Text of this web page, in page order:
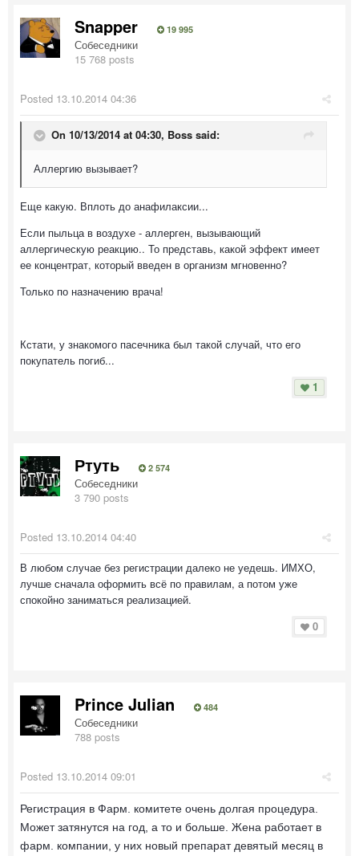
Snapper 19 995
Собеседники
15 768 posts
Posted 13.10.2014 04:36
On 10/13/2014 at 04:30, Boss said:
Аллергию вызывает?
Еще какую. Вплоть до анафилаксии...
Если пыльца в воздухе - аллерген, вызывающий
аллергическую реакцию.. То представь, какой эффект имеет
ее концентрат, который введен в организм мгновенно?
Только по назначению врача!
Кстати, у знакомого пасечника был такой случай, что его
покупатель погиб...
1
Ртуть 2 574
Собеседники
3 790 posts
Posted 13.10.2014 04:40
В любом случае без регистрации далеко не уедешь. ИМХО,
лучше сначала оформить всё по правилам, а потом уже
спокойно заниматься реализацией.
0
Prince Julian 484
Собеседники
788 posts
Posted 13.10.2014 09:01
Регистрация в Фарм. комитете очень долгая процедура.
Может затянутся на год, а то и больше. Жена работает в
фарм. компании, у них новый препарат девятый месяц в